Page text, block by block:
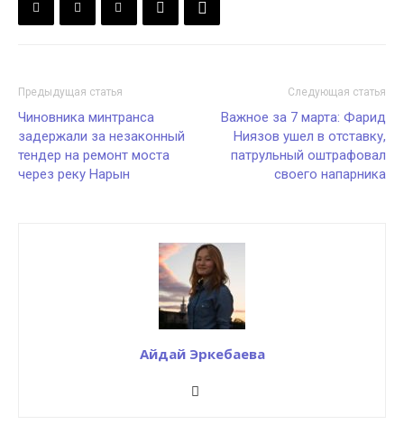
Предыдущая статья
Чиновника минтранса
задержали за незаконный
тендер на ремонт моста
через реку Нарын
Следующая статья
Важное за 7 марта: Фарид
Ниязов ушел в отставку,
патрульный оштрафовал
своего напарника
Айдай Эркебаева